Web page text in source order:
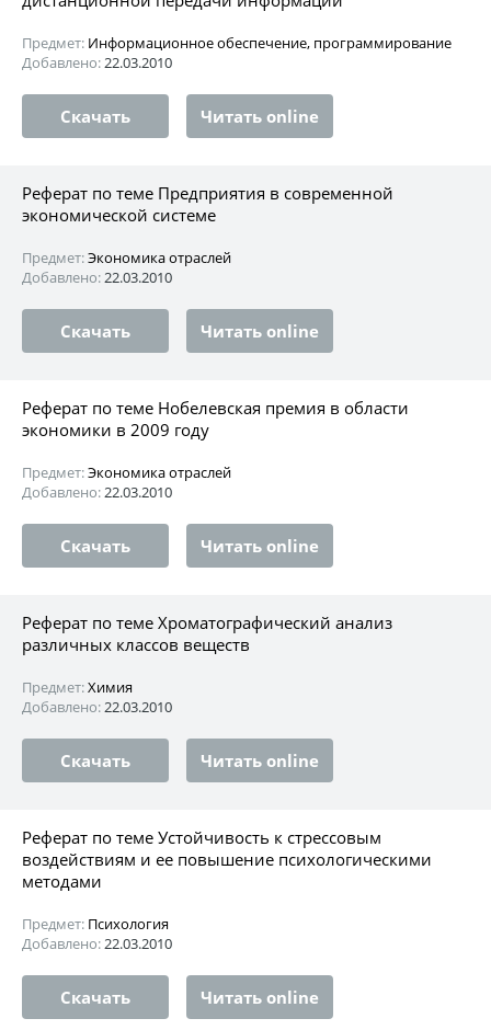
Предмет: Информационное обеспечение, программирование
Добавлено:22.03.2010
Скачать Читать online
Реферат по теме Предприятия в современной
экономической системе
Предмет:Экономика отраслей
Добавлено:22.03.2010
Скачать Читать online
Реферат по теме Нобелевская премия в области
экономики в 2009 году
Предмет:Экономика отраслей
Добавлено:22.03.2010
Скачать Читать online
Реферат по теме Хроматографический анализ
различных классов веществ
Предмет:Химия
Добавлено:22.03.2010
Скачать Читать online
Реферат по теме Устойчивость к стрессовым
воздействиям и ее повышение психологическими
методами
Предмет: Психология
Добавлено:22.03.2010
Скачать Читать online